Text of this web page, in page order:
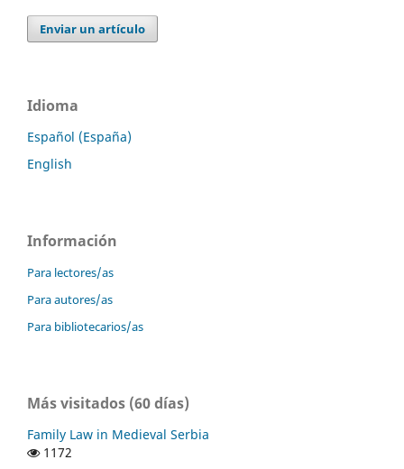
Enviar un artículo
Idioma
Español (España)
English
Información
Para lectores/as
Para autores/as
Para bibliotecarios/as
Más visitados (60 días)
Family Law in Medieval Serbia
1172